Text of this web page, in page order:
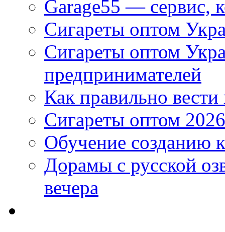
Garage55 — сервис,
Сигареты оптом
Сигареты оптом
предпринимателей
Как правильно
Сигареты оптом
Обучение созданию
Дорамы с русской
вечера